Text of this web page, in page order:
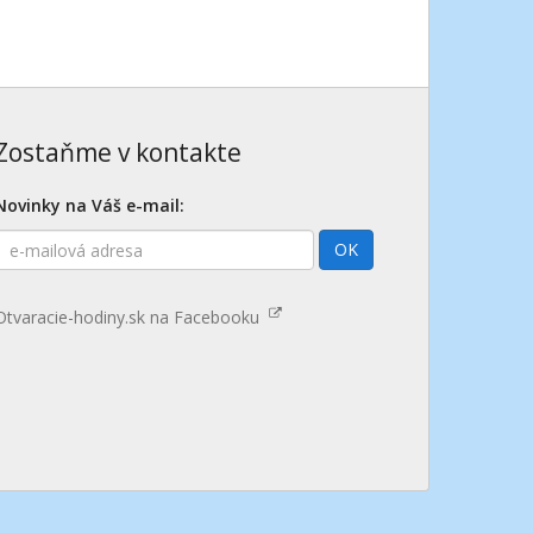
v kontakte
na Váš e-mail:
OK
hodiny.sk na Facebooku